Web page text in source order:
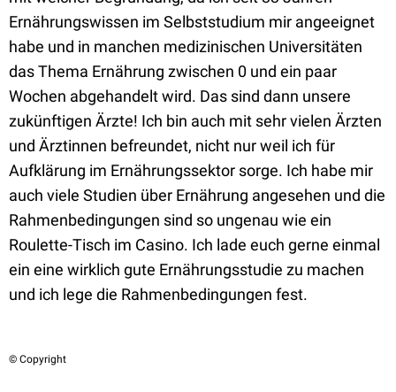
Ernährungswissen im Selbststudium mir angeeignet
habe und in manchen medizinischen Universitäten
das Thema Ernährung zwischen 0 und ein paar
Wochen abgehandelt wird. Das sind dann unsere
zukünftigen Ärzte! Ich bin auch mit sehr vielen Ärzten
und Ärztinnen befreundet, nicht nur weil ich für
Aufklärung im Ernährungssektor sorge. Ich habe mir
auch viele Studien über Ernährung angesehen und die
Rahmenbedingungen sind so ungenau wie ein
Roulette-Tisch im Casino. Ich lade euch gerne einmal
ein eine wirklich gute Ernährungsstudie zu machen
und ich lege die Rahmenbedingungen fest.
© Copyright